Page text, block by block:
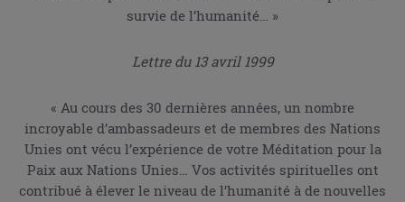
survie de l’humanité… »
Lettre du 13 avril 1999
« Au cours des 30 dernières années, un nombre
incroyable d’ambassadeurs et de membres des Nations
Unies ont vécu l’expérience de votre Méditation pour la
Paix aux Nations Unies… Vos activités spirituelles ont
contribué à élever le niveau de l’humanité à de nouvelles